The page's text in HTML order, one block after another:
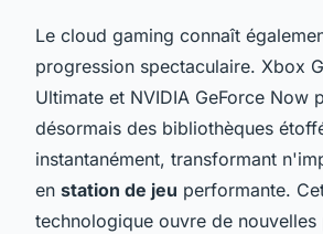
Le cloud gaming connaît
progression spectaculaire. Xbox
Ultimate et NVIDIA GeForce Now
désormais des bibliothèques
instantanément, transformant
en station de jeu performante.
technologique ouvre de nouvelles